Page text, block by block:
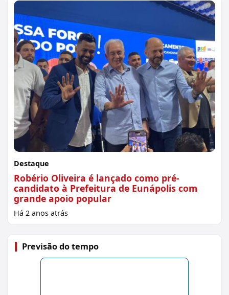
Destaque
Robério Oliveira é lançado como pré-
candidato à Prefeitura de Eunápolis com
grande apoio popular
Há 2 anos atrás
Previsão do tempo